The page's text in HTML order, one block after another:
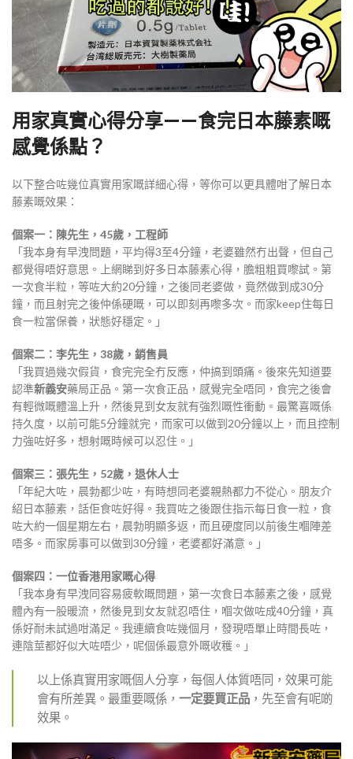
用家真實心得分享——食完日本藤素嘅
感覺係點？
以下整合咗幾位真實用家嘅詳細心得，等你可以更具體咁了解日本
藤素嘅效果：
個案一：陳先生，45歲，工程師
「我本身有早洩問題，平均得3至4分鐘，老婆雖然冇出聲，但自己
都覺得唔好意思。上網睇到好多日本藤素心得，膽粗粗買嚟試。第
一次食半粒，等咗大約20分鐘，之後同老婆做，竟然做到成30分
鐘，而且射完之後仲係硬嘅，可以即刻再嚟多次。而家keep住每日
食一粒當保養，狀態好穩定。」
個案二：李先生，38歲，銷售員
「我買過幾次假貨，食完完全冇反應，仲搞到頭痛。後來先知道要
認準新義安藥局正品。第一次食正品，感覺完全唔同，食完之後會
有輕微嘅體溫上升，然後見到女友就有強烈嘅性衝動。最驚喜嘅係
持久度，以前可能5分鐘就完，而家可以做到20分鐘以上，而且控制
力強咗好多，想射嘅時候可以忍住。」
個案三：張先生，52歲，退休人士
「年紀大咗，晨勃都少咗，有時想同老婆親熱都力不從心。朋友介
紹日本藤素，話佢食咗好得。我買咗之後跟住指示每日食一粒，食
咗大約一個星期左右，晨勃明顯多返，而且硬度同以前後生嗰陣差
唔多。而家房事可以做到30分鐘，老婆都好滿意。」
個案四：一位香港用家嘅心得
「我本身有早洩同容易疲軟嘅問題，第一次食日本藤素之後，感覺
體內有一股暖流，然後見到女友就忍唔住，嗰次做咗成40分鐘，真
係好耐未試過咁滿足。我連續食咗幾個月，發現唔單止時間長咗，
連陰莖都好似大咗唔少，呢個係最意外嘅收穫。」
以上係真實用家嘅個人分享，每個人体質唔同，效果可能
會有所差異。最重要嘅係， 一定要買正品 ，先至會有呢啲
效果。